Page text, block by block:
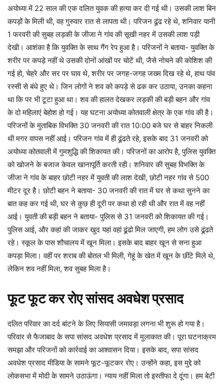
अयोध्या में 22 साल की एक दलित युवक की हत्या कर दी गई थी। उसकी लाश बिन
कपड़ों के मिली थी, वह गुरुवार रात से लापता थी। परिजन ढूंढ रहे थे, शनिवार यानी
1 फरवरी की सुबह लड़की के जीजा ने गांव की सूखी नहर में उसकी लाश पड़ी
देखी। आशंका है कि युवक्ति के साथ गैंग रेप हुआ है। परिजनों ने बताया- युवक्ति के
शरीर पर कपड़े नहीं थे उसकी दोनों आंखों पर चोटें थी, जैसे नोचने की कोशिश की
गई हो, चेहरे और सर पर घाव थे, शरीर पर जगह-जगह जख्म दिख रहे थे, हाथ पांव
रस्सी से बंधे हुए थे। जिन लोगों ने शव को कपड़े से ढक कर उठाया, उनका कहना
था कि पर भी टूटा हुआ था। शव की हालत देखकर लड़की की बड़ी बहन और गांव
के दो महिलाएं बेहोश हो गई। यह घटना अयोध्या कोतवाली क्षेत्र के एक गांव की है।
परिजनों के मुताबिक विभक्ति 30 जनवरी की रात 10:00 बजे घर से बाहर निकली
थी मगर वापस नहीं आई। परिजन गांव में ही ढूंढते रहे, इसके बाद 31 जनवरी को
अयोध्या कोतवाली में गुमशुद्धि की शिकायत की। परिजनों का आरोप है, पुलिस युवक्ति
को खोजने के बजाज केवल खानापूर्ति करती रही। शनिवार की सुबह विभक्ति के
जीजा ने गांव के बाहर छोटी नहर में युवती की लाश देखी, छोटी नहर गांव से 500
मीटर दूर है। छोटी बहन ने बताया- 30 जनवरी की रात में घर से कथा सुनने का
बात कह कर गई थी, घर से कुछ ही दूरी पर कथा हो रही थी और रात में वह नहीं
आई। युवती की बड़ी बहन ने बताया- पुलिस से 31 जनवरी को शिकायत की गई।
पुलिस आई, और कहां की जाकर खुद यहां वहां ढूंढो मिल जाएगी, हम लोग उसे ढूंढते
रहे। स्कूल के पास शौचालय में खून मिला। इसके बाद बाहर खून से सना हुआ
कपड़ा मिला। वहीं पर शराब की बोतल भी मिली, गेहूं के खेत में खून के छींटे मिले थे,
लेकिन शव नहीं मिला, शव सुबह मिला है।
फूट फूट कर रोए सांसद अवधेश प्रसाद
दलित परिवार का दर्द बांटने के लिए सियासी जमावड़ा लगना भी शुरू हो गया है।
परिवार से फैजाबाद के सपा सांसद अवधेश प्रसाद में मुलाकात की। पूरा घटनाक्रम
समझा और परिजनों को कार्रवाई का आश्वासन दिया। इसके बाद, सपा सांसद
अवधेश प्रसाद मीडिया के सामने फूट-फूटकर रोए। उन्होंने कहा, इस मुद्दे को
लोकसभा में मोदी के सामने उठाऊंगा। न्याय नहीं मिला तो इस्तीफा दे दूंगा। हम बेटी